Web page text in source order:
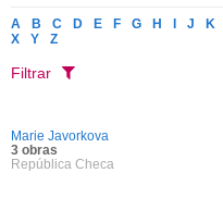
A B C D E F G H J K
X
Y Z
Filtrar
Marie Javorkova
3 obras
República Checa